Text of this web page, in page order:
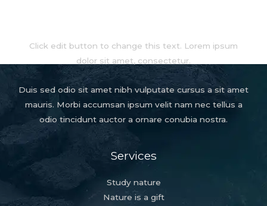
Click edit button to change this text. Lorem ipsum
dolor sit amet, consectetur.
Duis sed odio sit amet nibh vulputate cursus a sit amet
mauris. Morbi accumsan ipsum velit nam nec tellus a
odio tincidunt auctor a ornare conubia nostra.
Services
Study nature
Nature is a gift